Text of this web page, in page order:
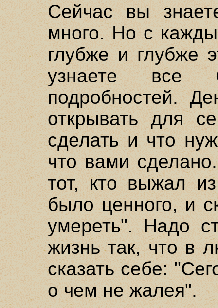
Сейчас вы
много. Но с
глубже и глубже
узнаете все
подробностей.
открывать для
сделать и что
что вами
тот, кто выжал
было ценного, и
умереть". Надо
жизнь так, что в
сказать себе:
о чем не жалея".